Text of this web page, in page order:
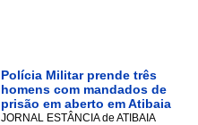
Polícia Militar prende três
homens com mandados de
prisão em aberto em Atibaia
JORNAL ESTÂNCIA de ATIBAIA